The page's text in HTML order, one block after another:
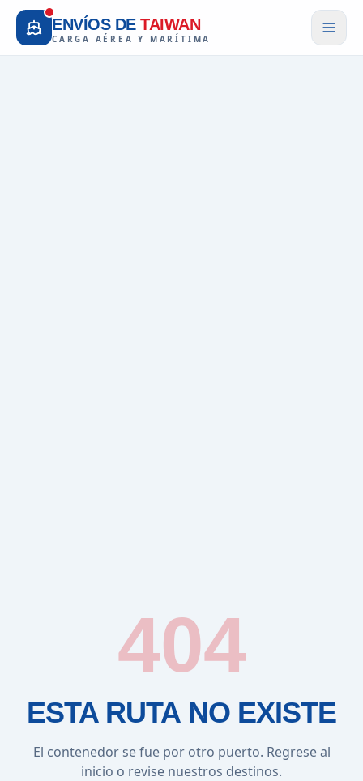
ENVÍOS DE TAIWAN
CARGA AÉREA Y MARÍTIMA
404
ESTA RUTA NO EXISTE
El contenedor se fue por otro puerto. Regrese al
inicio o revise nuestros destinos.